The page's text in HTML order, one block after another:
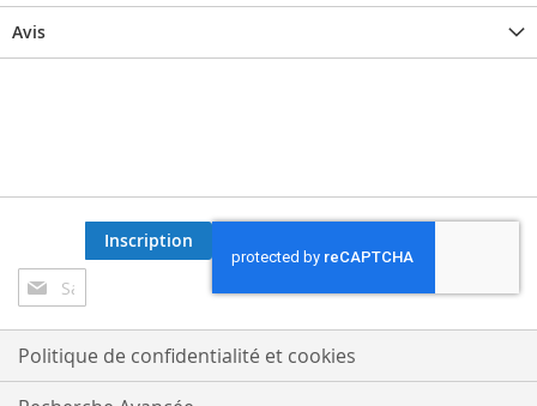
Avis
Inscription
à
notre
lettre
d’information
:
Inscription
Politique de confidentialité et cookies